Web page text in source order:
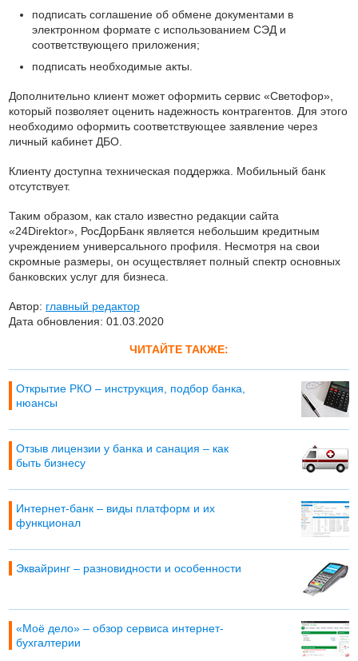
подписать соглашение об обмене документами в
электронном формате с использованием СЭД и
соответствующего приложения;
подписать необходимые акты.
Дополнительно клиент может оформить сервис «Светофор»,
который позволяет оценить надежность контрагентов. Для этого
необходимо оформить соответствующее заявление через
личный кабинет ДБО.
Клиенту доступна техническая поддержка. Мобильный банк
отсутствует.
Таким образом, как стало известно редакции сайта
«24Direktor», РосДорБанк является небольшим кредитным
учреждением универсального профиля. Несмотря на свои
скромные размеры, он осуществляет полный спектр основных
банковских услуг для бизнеса.
Автор: главный редактор
Дата обновления: 01.03.2020
ЧИТАЙТЕ ТАКЖЕ:
Открытие РКО – инструкция, подбор банка,
нюансы
Отзыв лицензии у банка и санация – как
быть бизнесу
Интернет-банк – виды платформ и их
функционал
Эквайринг – разновидности и особенности
«Моё дело» – обзор сервиса интернет-
бухгалтерии